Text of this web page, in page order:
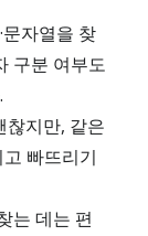
문자열을 찾
구분 여부도
찮지만, 같은
빠뜨리기
는 데는 편